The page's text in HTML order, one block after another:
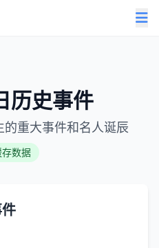
历史事件
重大事件和名人诞辰
存数据